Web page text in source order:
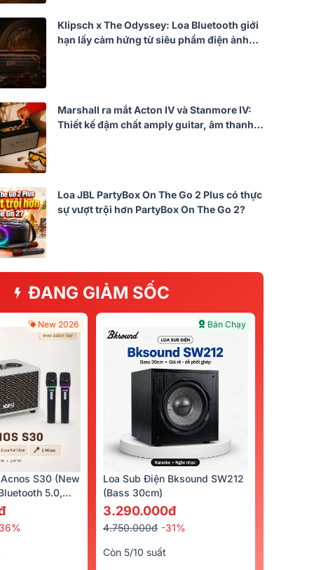
Klipsch x The Odyssey: Loa Bluetooth giới
hạn lấy cảm hứng từ siêu phẩm điện ảnh
Marshall ra mắt Acton IV và Stanmore IV:
Thiết kế đậm chất amply guitar, âm thanh
Loa JBL PartyBox On The Go 2 Plus có thực
sự vượt trội hơn PartyBox On The Go 2?
ĐANG GIẢM SỐC
New 2026
S30 (New
5.0,
Bán Chạy
Loa Sub Điện Bksound SW212
(bass 30cm)
3.290.000đ
4.750.000đ -31%
Còn 5/10 suất